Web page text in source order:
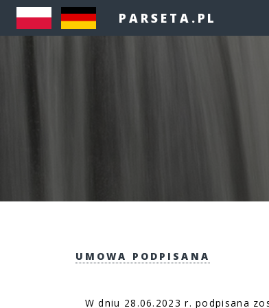
PARSETA.PL
UMOWA PODPISANA
W dniu 28.06.2023 r. podpisana